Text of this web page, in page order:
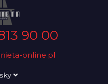
90 00
online.pl